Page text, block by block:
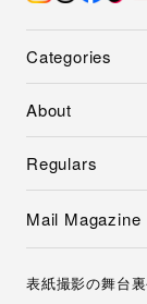
Categories
About
Regulars
Mail Magazine
表紙撮影の舞台